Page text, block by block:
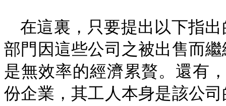
在這裏，只要提出以下指
部門因這些公司之被出售而
是無效率的經濟累贅。還有
份企業，其工人本身是該公